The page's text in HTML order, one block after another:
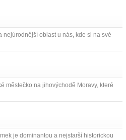
nejúrodnější oblast u nás, kde si na své
městečko na jihovýchodě Moravy, které
je dominantou a nejstarší historickou